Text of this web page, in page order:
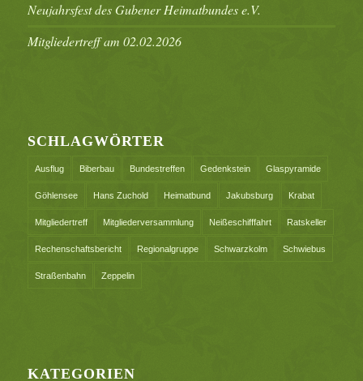
Neujahrsfest des Gubener Heimatbundes e.V.
Mitgliedertreff am 02.02.2026
SCHLAGWÖRTER
Ausflug Biberbau Bundestreffen Gedenkstein Glaspyramide
Göhlensee Hans Zuchold Heimatbund Jakubsburg Krabat
Mitgliedertreff Mitgliederversammlung Neißeschifffahrt Ratskeller
Rechenschaftsbericht Regionalgruppe Schwarzkolm Schwiebus
Straßenbahn Zeppelin
KATEGORIEN